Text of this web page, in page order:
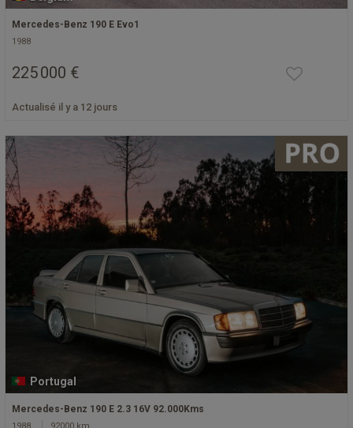
Mercedes-Benz 190 E Evo1
1988
225 000 €
Actualisé il y a 12 jours
Portugal
Mercedes-Benz 190 E 2.3 16V 92.000Kms
1988 92000 km